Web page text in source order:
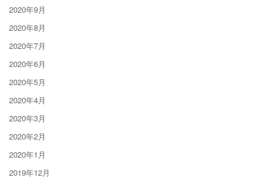
2020年9月
2020年8月
2020年7月
2020年6月
2020年5月
2020年4月
2020年3月
2020年2月
2020年1月
2019年12月